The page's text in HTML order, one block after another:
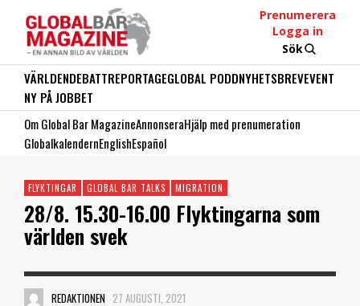
Prenumerera
Logga in
Sök
VÄRLDENDEBATTREPORTAGEGLOBAL PODDNYHETSBREVEVENT
NY PÅ JOBBET
Om Global Bar MagazineAnnonseraHjälp med prenumeration
GlobalkalendernEnglishEspañol
FLYKTINGAR GLOBAL BAR TALKS MIGRATION
28/8. 15.30-16.00 Flyktingarna som
världen svek
REDAKTIONEN 27 AUGUSTI, 2021